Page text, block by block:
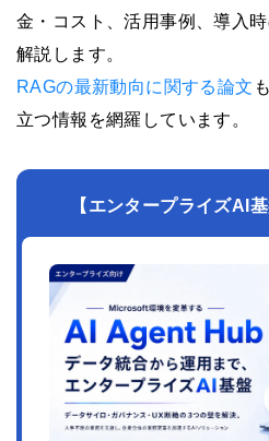
金・コスト、活用事例、導入
解説します。
RAGの最新動向に関する論文
立つ情報を網羅しています。
【エンタープライズAI